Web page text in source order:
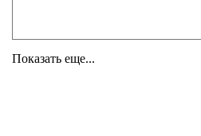
Показать еще...